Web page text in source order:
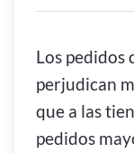
Los pedidos
perjudican
que a las
pedidos